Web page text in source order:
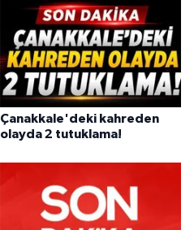
Çanakkale'deki kahreden
olayda 2 tutuklama!